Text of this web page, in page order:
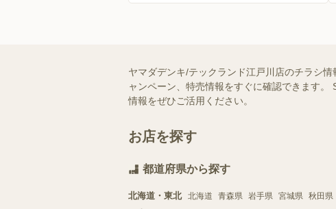
ヤマダデンキ/テックランド江戸川店のチラシ
ャンペーン、特売情報をすぐに確認できます
情報をぜひご活用ください。
お店を探す
都道府県から探す
北海道・東北 北海道 青森県 岩手県 宮城県 秋田県